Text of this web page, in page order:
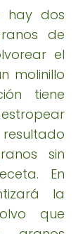
hay dos
de
el
molinillo
tiene
sin
En
la
que